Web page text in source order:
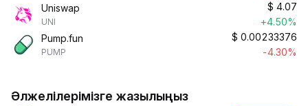
Uniswap
UNI
$ 4.07
+4.50%
Pump.fun
PUMP
$ 0.00233376
-4.30%
Әлжелілерімізге жазылыңыз